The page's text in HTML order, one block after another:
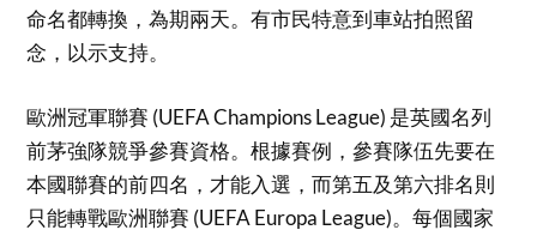
命名都轉換，為期兩天。有市民特意到車站拍照留
念，以示支持。
歐洲冠軍聯賽 (UEFA Champions League) 是英國名列
前茅強隊競爭參賽資格。根據賽例，參賽隊伍先要在
本國聯賽的前四名，才能入選，而第五及第六排名則
只能轉戰歐洲聯賽 (UEFA Europa League)。每個國家